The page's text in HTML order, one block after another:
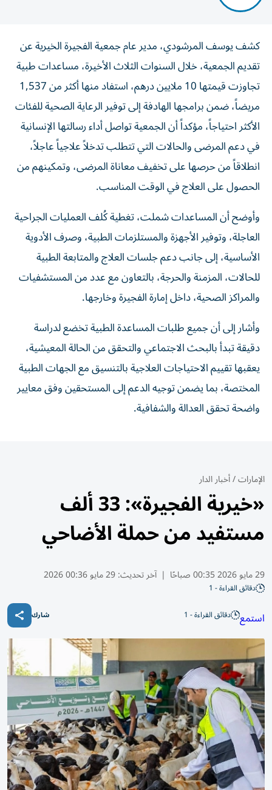
كشف يوسف المرشودي، مدير عام جمعية الفجيرة الخيرية عن
تقديم الجمعية، خلال السنوات الثلاث الأخيرة، مساعدات طبية
تجاوزت قيمتها 10 ملايين درهم، استفاد منها أكثر من 1,537
مريضاً، ضمن برامجها الهادفة إلى توفير الرعاية الصحية للفئات
الأكثر احتياجاً، مؤكداً أن الجمعية تواصل أداء رسالتها الإنسانية
في دعم المرضى والحالات التي تتطلب تدخلاً علاجياً عاجلاً،
انطلاقاً من حرصها على تخفيف معاناة المرضى، وتمكينهم من
الحصول على العلاج في الوقت المناسب.
وأوضح أن المساعدات شملت، تغطية كُلف العمليات الجراحية
العاجلة، وتوفير الأجهزة والمستلزمات الطبية، وصرف الأدوية
الأساسية، إلى جانب دعم جلسات العلاج والمتابعة الطبية
للحالات، المزمنة والحرجة، بالتعاون مع عدد من المستشفيات
والمراكز الصحية، داخل إمارة الفجيرة وخارجها.
وأشار إلى أن جميع طلبات المساعدة الطبية تخضع لدراسة
دقيقة تبدأ بالبحث الاجتماعي والتحقق من الحالة المعيشية،
يعقبها تقييم الاحتياجات العلاجية بالتنسيق مع الجهات الطبية
المختصة، بما يضمن توجيه الدعم إلى المستحقين وفق معايير
واضحة تحقق العدالة والشفافية.
الإمارات/أخبار الدار
«خيرية الفجيرة»: 33 ألف
مستفيد من حملة الأضاحي
29 مايو 2026 00:35 صباحًا | آخر تحديث:29 مايو 00:36 2026
دقائق القراءة - 1
استمع دقائق القراءة - 1 شارك